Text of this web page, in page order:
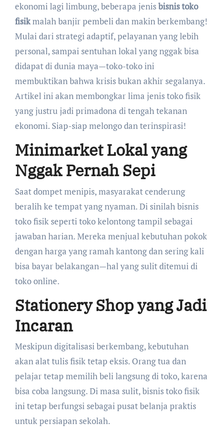
ekonomi lagi limbung, beberapa jenisbisnis toko
fisikmalah banjir pembeli dan makin berkembang!
Mulai dari strategi adaptif, pelayanan yang lebih
personal, sampai sentuhan lokal yang nggak bisa
didapat di dunia maya—toko-toko ini
membuktikan bahwa krisis bukan akhir segalanya.
Artikel ini akan membongkar lima jenis toko fisik
yang justru jadi primadona di tengah tekanan
ekonomi. Siap-siap melongo dan terinspirasi!
Minimarket Lokal yang
Nggak Pernah Sepi
Saat dompet menipis, masyarakat cenderung
beralih ke tempat yang nyaman. Di sinilah bisnis
toko fisik seperti toko kelontong tampil sebagai
jawaban harian. Mereka menjual kebutuhan pokok
dengan harga yang ramah kantong dan sering kali
bisa bayar belakangan—hal yang sulit ditemui di
toko online.
Stationery Shop yang Jadi
Incaran
Meskipun digitalisasi berkembang, kebutuhan
akan alat tulis fisik tetap eksis. Orang tua dan
pelajar tetap memilih beli langsung di toko, karena
bisa coba langsung. Di masa sulit, bisnis toko fisik
ini tetap berfungsi sebagai pusat belanja praktis
untuk persiapan sekolah.